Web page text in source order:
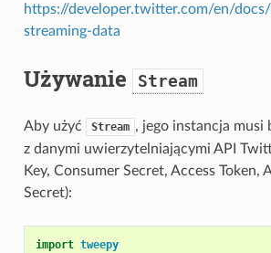
https://developer.twitter.com/en/
streaming-data
Używanie Stream
Aby użyć Stream , jego instancja musi
z danymi uwierzytelniającymi API
Key, Consumer Secret, Access Token,
Secret):
import tweepy